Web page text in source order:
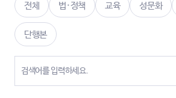
전체 법·정책 교육 성문화
단행본